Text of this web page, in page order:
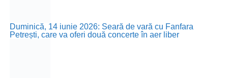
Duminică, 14 iunie 2026: Seară de vară cu Fanfara
Petrești, care va oferi două concerte în aer liber